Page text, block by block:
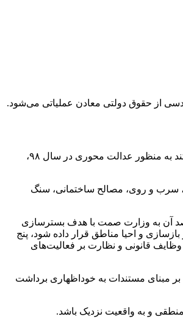
از حقوق دولتی معادن عملیاتی می‌شود.
رضا بستامی افزود: در سال ۹۸ در شورای عالی معادن به دلیل سوالات و چالش‌هایی که بهره برداران نحوه محاسبه حقوق دولتی داشتند به منظور عدالت محوری در سال ۹۸،
آهن، طلا، مس، سرب و روی، مصالح ساختمانی، سنگ
در سال ۱۴۰۳ حقوق دولتی معادن به صورت عادلانه و فرموله تعیین شود. آنچه به عنوان حقوق دولتی به خزانه واریز می‌شود، باید ۶۵ درصد آن به وزارت صمت با هدف بسترسازی
آن دراختیار سازمان منابع طبیعی به منظور بازسازی و احیا مناطق قرار داده شود، پنج
قانونی و نظارت بر فعالیت‌های
بر مبنای مستندات به خوداظهاری برداشت
و به واقعیت نزدیک باشد.